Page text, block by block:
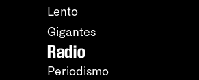
Lento
Gigantes
Radio
Periodismo